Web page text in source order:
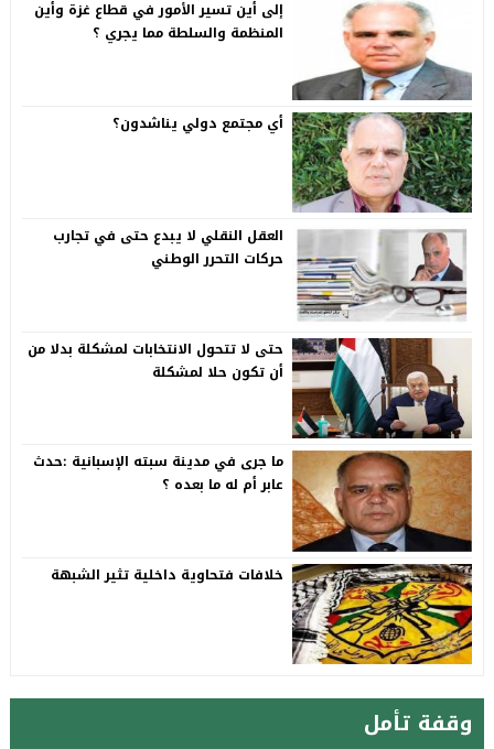
إلى أين تسير الأمور في قطاع غزة وأين
المنظمة والسلطة مما يجري ؟
أي مجتمع دولي يناشدون؟
العقل النقلي لا يبدع حتى في تجارب
حركات التحرر الوطني
حتى لا تتحول الانتخابات لمشكلة بدلا من
أن تكون حلا لمشكلة
ما جرى في مدينة سبته الإسبانية :حدث
عابر أم له ما بعده ؟
خلافات فتحاوية داخلية تثير الشبهة
وقفة تأمل